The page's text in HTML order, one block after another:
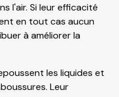
l'air. Si leur efficacité
en tout cas aucun
à améliorer la
les liquides et
Leur